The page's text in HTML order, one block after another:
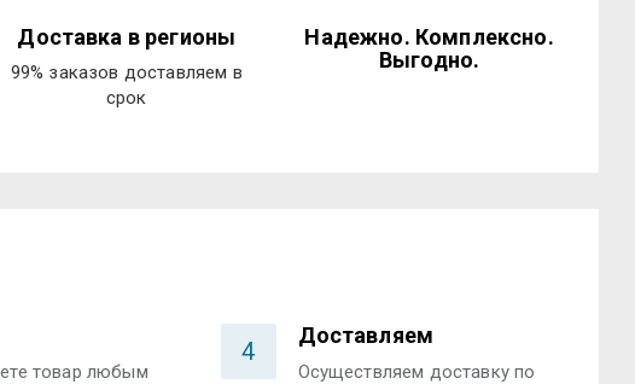
Доставка в регионы
99% заказов доставляем в
срок
Надежно. Комплексно.
Выгодно.
товар любым
4
Доставляем
Осуществляем доставку по